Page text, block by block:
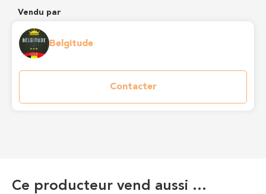
Vendu par
Belgitude
Contacter
Ce producteur vend aussi …